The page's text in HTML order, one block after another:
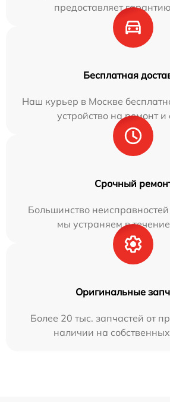
предоставляет
Бесплатная
Наш курьер в Москве
устройство на ремонт и
Срочный
Большинство
мы устраняем в
Оригинальные
Более 20 тыс. запчастей от
наличии на